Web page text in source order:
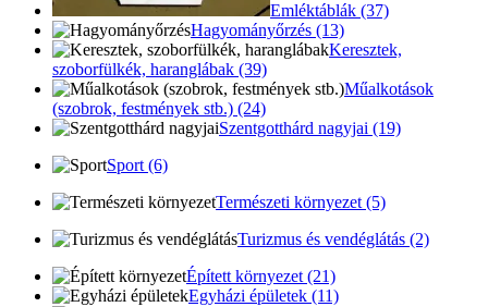
Emléktáblák (37)
Hagyományőrzés (13)
Keresztek,
szoborfülkék, haranglábak (39)
Műalkotások
(szobrok, festmények stb.) (24)
Szentgotthárd nagyjai (19)
Sport (6)
Természeti környezet (5)
Turizmus és vendéglátás (2)
Épített környezet (21)
Egyházi épületek (11)